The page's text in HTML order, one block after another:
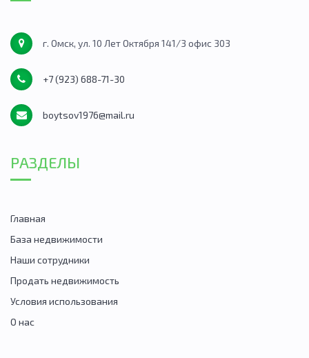
г. Омск, ул. 10 Лет Октября 141/3 офис 303
+7 (923) 688-71-30
boytsov1976@mail.ru
РАЗДЕЛЫ
Главная
База недвижимости
Наши сотрудники
Продать недвижимость
Условия использования
О нас